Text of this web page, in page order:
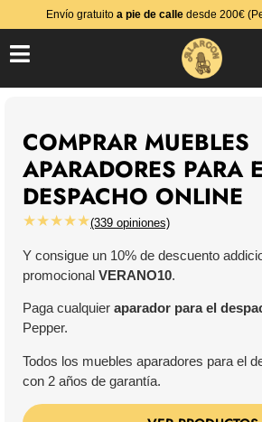
Envío gratuito a pie de calledesde 200€
COMPRAR MUEBLES
APARADORES PARA
DESPACHO ONLINE
★★★★★(339 opiniones)
Y consigue un 10% de descuento
promocional VERANO10.
Paga cualquier aparador para el
Pepper.
Todos los muebles aparadores para el
con 2 años de garantía.